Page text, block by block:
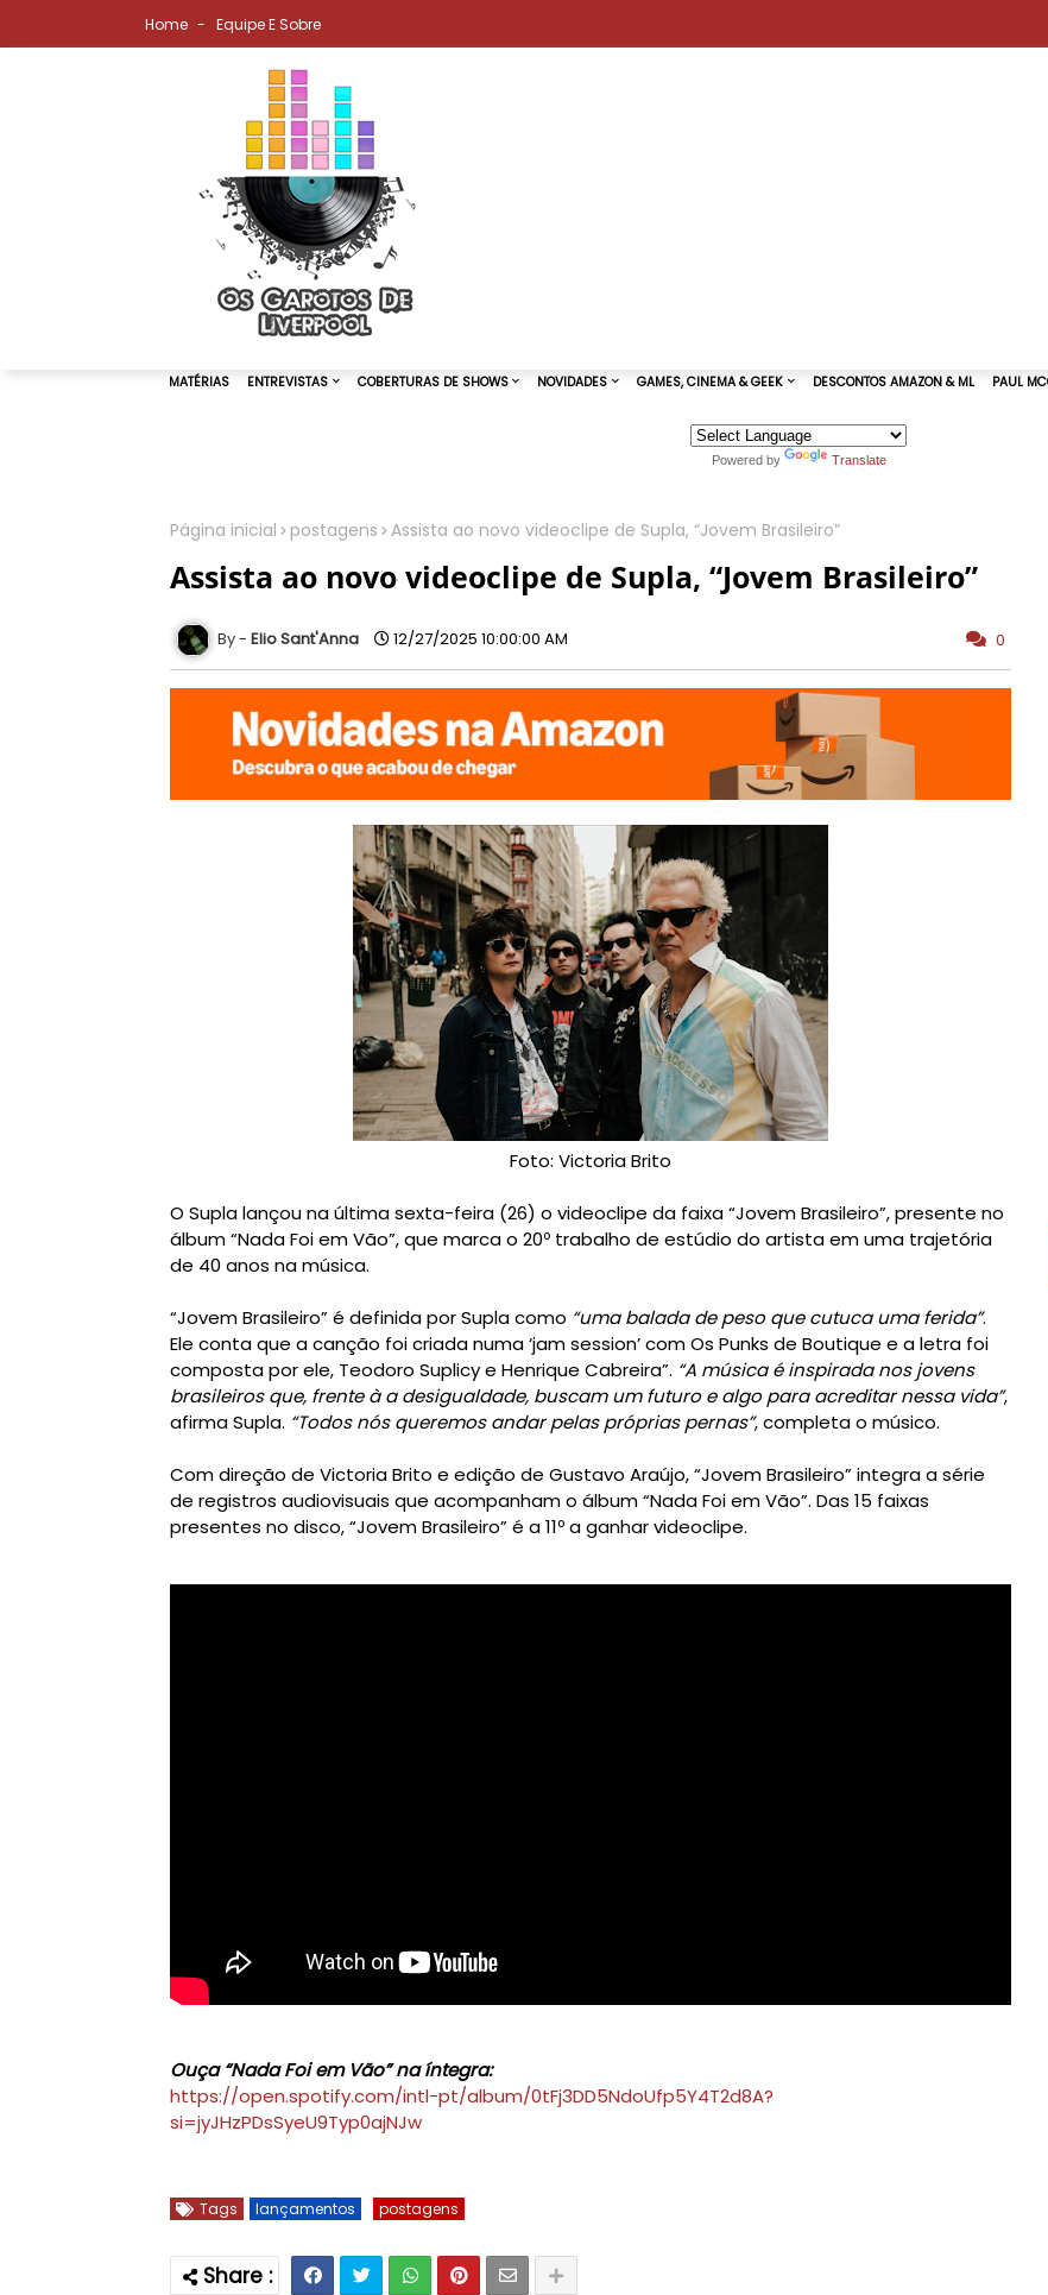
Home Equipe E Sobre
Powered by Translate
Página inicial postagens Assista ao novo videoclipe de Supla, “Jovem Brasileiro”
Assista ao novo videoclipe de Supla, “Jovem Brasileiro”
Elio Sant'Anna 12/27/2025 10:00:00 AM 0
Foto: Victoria Brito
O Supla lançou na última sexta-feira (26) o videoclipe da faixa “Jovem Brasileiro”, presente no
álbum “Nada Foi em Vão”, que marca o 20º trabalho de estúdio do artista em uma trajetória
de 40 anos na música.
“Jovem Brasileiro” é definida por Supla como “uma balada de peso que cutuca uma ferida”.
Ele conta que a canção foi criada numa ‘jam session’ com Os Punks de Boutique e a letra foi
composta por ele, Teodoro Suplicy e Henrique Cabreira”. “A música é inspirada nos jovens
brasileiros que, frente à a desigualdade, buscam um futuro e algo para acreditar nessa vida”,
afirma Supla. “Todos nós queremos andar pelas próprias pernas”, completa o músico.
Com direção de Victoria Brito e edição de Gustavo Araújo, “Jovem Brasileiro” integra a série
de registros audiovisuais que acompanham o álbum “Nada Foi em Vão”. Das 15 faixas
presentes no disco, “Jovem Brasileiro” é a 11º a ganhar videoclipe.
Ouça “Nada Foi em Vão” na íntegra:
https://open.spotify.com/intl-pt/album/0tFj3DD5NdoUfp5Y4T2d8A?
si=jyJHzPDsSyeU9Typ0ajNJw
Tags lançamentos postagens